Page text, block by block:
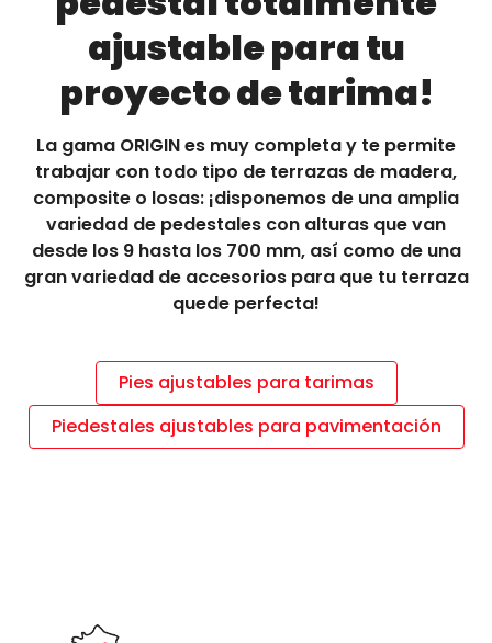
PROFESIONAL
ENCONTRAR NUESTROS PRODUCTOS
CONTÁCTANOS
ajustable para tu
proyecto de tarima!
La gama ORIGIN es muy completa y te permite
trabajar con todo tipo de terrazas de madera,
composite o losas: ¡disponemos de una amplia
variedad de pedestales con alturas que van
desde los 9 hasta los 700 mm, así como de una
gran variedad de accesorios para que tu terraza
quede perfecta!
Pies ajustables para tarimas
Piedestales ajustables para pavimentación